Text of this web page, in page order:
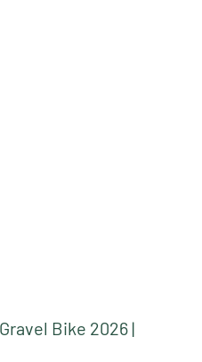
Bike 2026 |